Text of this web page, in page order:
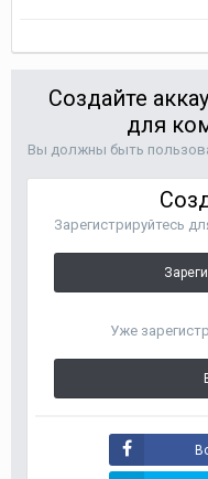
Создайте
для
Вы должны быть
Зарегистрируйтесь
Уже